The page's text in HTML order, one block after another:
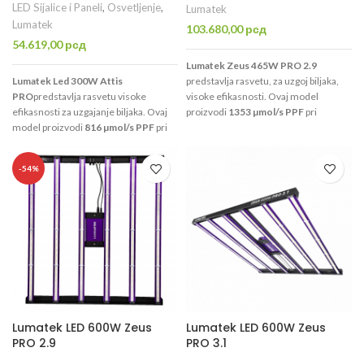
LED Sijalice i Paneli, Osvetljenje,
Lumatek
54.619,00рсд
Lumatek Led 300W Attis
PROpredstavlja rasvetu visoke
efikasnosti za uzgajanje biljaka. Ovaj
model proizvodi 816 µmol/s PPF pri
konstrukcije).Idealan je za uzgajanje
napovršini od 1 x 1 metar. Plug &
Lumatek
103.680,00рсд
Lumatek Zeus 465W PRO 2.9
predstavlja rasvetu, za uzgoj biljaka,
visoke efikasnosti. Ovaj model
proizvodi 1353 µmol/s PPF pri
-54%
Lumatek LED 600W Zeus
PRO 2.9
Lumatek LED 600W Zeus
PRO 3.1